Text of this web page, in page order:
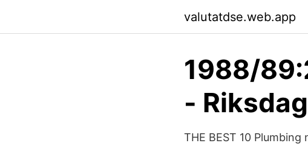
valutatdse.web.app
1988/
-
THE BEST 10